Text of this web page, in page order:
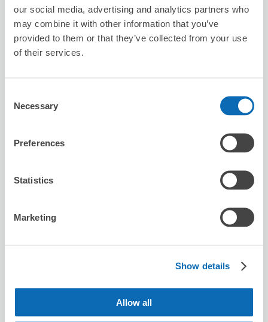
our social media, advertising and analytics partners who
may combine it with other information that you’ve
provided to them or that they’ve collected from your use
of their services.
Selection
Necessary
Preferences
Statistics
Marketing
Show details
Allow all
行李箱尺寸:2 手提包尺寸:2
利用可能時間
8/7五 8/8六 8/9日 8/10一 8/11二 8/12三 8/13四
Seven-Eleven Kumamoto Tsuboii 2-
本日營業時間
可保管的行李數
手提包尺寸: 4
利用可能時間